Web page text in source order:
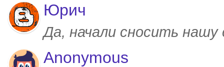
Юрич
Да, начали сносить
Anonymous